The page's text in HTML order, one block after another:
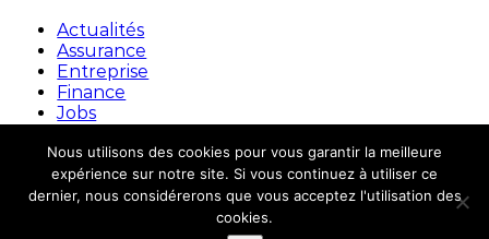
Actualités
Assurance
Entreprise
Finance
Jobs
Copyright © © 2026.AutomouvAll rights reserved.
Theme: Flashby ThemeGrill. Powered byWordPress
Mentions légales
Nous utilisons des cookies pour vous garantir la meilleure
expérience sur notre site. Si vous continuez à utiliser ce
dernier, nous considérerons que vous acceptez l'utilisation des
cookies.